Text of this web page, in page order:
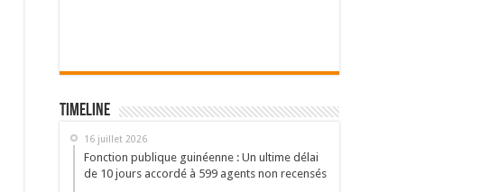
Timeline
16 juillet 2026
Fonction publique guinéenne : Un ultime délai
de 10 jours accordé à 599 agents non recensés